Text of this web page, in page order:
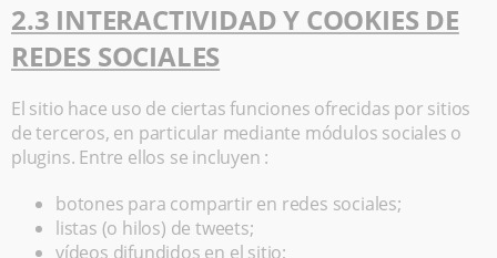
2.3 INTERACTIVIDAD Y COOKIES DE
REDES SOCIALES
El sitio hace uso de ciertas funciones ofrecidas por sitios
de terceros, en particular mediante módulos sociales o
plugins. Entre ellos se incluyen :
botones para compartir en redes sociales;
listas (o hilos) de tweets;
vídeos difundidos en el sitio;